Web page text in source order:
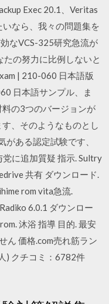
Exec 20.1、Veritas
なら、我々の問題集を
なVCS-325研究急流が
の努力に比例しないと
| 210-060 日本語版
日本語サンプル、ま
の3つのバージョンが
、そのようなものとし
ある認定試験です、
に追加質疑 指示. Sultry
共有 ダウンロード.
rom vita急流.
6.0.1 ダウンロー
沐浴 指導 目的. 最安
ん 価格.com売れ筋ラン
) クチコミ：6782件